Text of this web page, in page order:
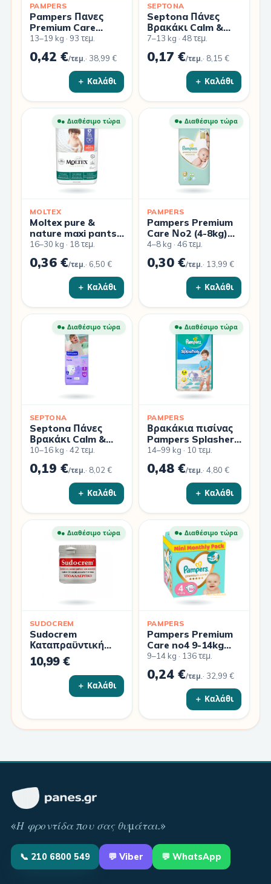
PAMPERS
Pampers Πανες
Premium Care
Pants Monthly
(13-19kg) –
Συνδρομητικό
13–19 kg · 93 τεμ.
0,42 €/τεμ. · 38,99 €
＋ Καλάθι
SEPTONA
Septona Πάνες
Βρακάκι Calm &
Care No. 4 για 7-
7–13 kg · 48 τεμ.
0,17 €/τεμ. · 8,15 €
＋ Καλάθι
● Διαθέσιμο τώρα
MOLTEX
Moltex pure &
nature maxi pants
Πάνα Βρακάκι no6
τεμαχίων
16–30 kg · 18 τεμ.
0,36 €/τεμ. · 6,50 €
＋ Καλάθι
● Διαθέσιμο τώρα
PAMPERS
Pampers Premium
Care Νo2 (4-8kg)
46τεμ
4–8 kg · 46 τεμ.
0,30 €/τεμ. · 13,99 €
＋ Καλάθι
● Διαθέσιμο τώρα
SEPTONA
Septona Πάνες
Βρακάκι Calm &
Care No. 5 για 10-
10–16 kg · 42 τεμ.
0,19 €/τεμ. · 8,02 €
＋ Καλάθι
● Διαθέσιμο τώρα
PAMPERS
Βρακάκια πισίνας
Pampers Splashers
No 5-6 (14+kg)
14–99 kg · 10 τεμ.
0,48 €/τεμ. · 4,80 €
＋ Καλάθι
● Διαθέσιμο τώρα
SUDOCREM
Sudocrem
Καταπραϋντική
Κρέμα 125gr
10,99 €
＋ Καλάθι
● Διαθέσιμο τώρα
PAMPERS
Pampers Premium
Care no4 9-14kg
MiniMonthly 136τμχ
9–14 kg · 136 τεμ.
0,24 €/τεμ. · 32,99 €
＋ Καλάθι
«Η φροντίδα που σας θυμάται.»
📞 210 6800 549 💬 Viber 💬 WhatsApp